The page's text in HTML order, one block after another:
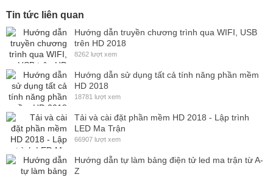
Tin tức liên quan
Hướng dẫn truyền chương trình qua WIFI, USB
trên HD 2018
8262 lượt xem
Hướng dẫn sử dụng tất cả tính năng phần mềm
HD 2018
18781 lượt xem
Tải và cài đặt phần mềm HD 2018 - Lập trình
LED Ma Trận
66907 lượt xem
Hướng dẫn tự làm bảng điện tử led ma trận từ A-
Z